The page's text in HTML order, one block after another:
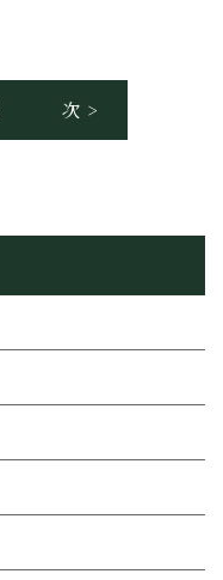
次 >